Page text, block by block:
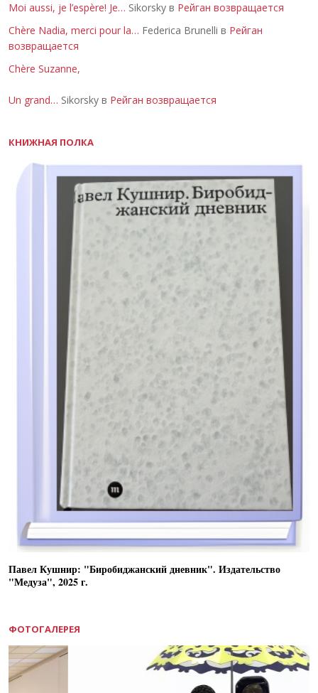
Moi aussi, je l’espère! Je… Sikorsky в Рейган возвращается
Chère Nadia, merci pour la… Federica Brunelli в Рейган
возвращается
Chère Suzanne,
Un grand… Sikorsky в Рейган возвращается
КНИЖНАЯ ПОЛКА
Павел Кушнир: "Биробиджанский дневник". Издательство
"Медуза", 2025 г.
ФОТОГАЛЕРЕЯ